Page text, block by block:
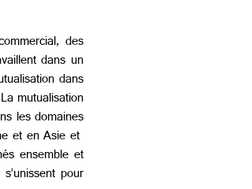
des
dans un
dans
mutualisation
les domaines
et en Asie et
ensemble et
pour